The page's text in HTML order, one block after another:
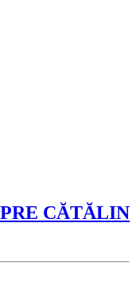
CĂTĂLIN